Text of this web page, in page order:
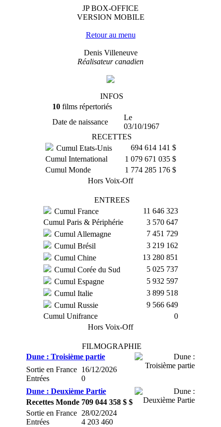
JP BOX-OFFICE
VERSION MOBILE
Retour au menu
Denis Villeneuve
Réalisateur canadien
INFOS
10films répertoriés
Date de naissance
Le
03/10/1967
RECETTES
Cumul Etats-Unis
694 614 141 $
Cumul International
1 079 671 035 $
Cumul Monde
1 774 285 176 $
Hors Voix-Off
ENTREES
Cumul France
11 646 323
Cumul Paris & Périphérie
3 570 647
Cumul Allemagne
7 451 729
Cumul Brésil
3 219 162
Cumul Chine
13 280 851
Cumul Corée du Sud
5 025 737
Cumul Espagne
5 932 597
Cumul Italie
3 899 518
Cumul Russie
9 566 649
Cumul Unifrance
0
Hors Voix-Off
FILMOGRAPHIE
Dune : Troisième partie
Sortie en France
Entrées
16/12/2026
0
Dune : Deuxième Partie
Recettes Monde 709 044 358 $ $
Sortie en France
Entrées
28/02/2024
4 203 460